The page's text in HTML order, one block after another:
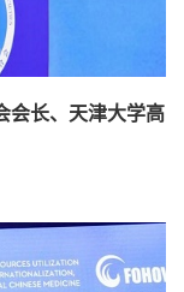
会长、天津大学高